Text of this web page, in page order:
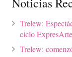
Trelew:
ciclo ExpresArte
Trelew: